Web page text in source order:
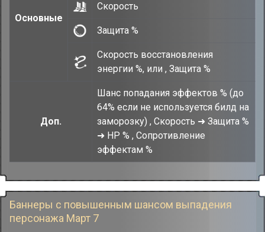
Основные
Скорость
Защита %
Скорость восстановления
энергии %, или , Защита %
Доп.
Шанс попадания эффектов % (до
64% если не используется билд на
заморозку) , Скорость ➜ Защита %
➜ HP % , Сопротивление
эффектам %
Баннеры с повышенным шансом выпадения
персонажа Март 7